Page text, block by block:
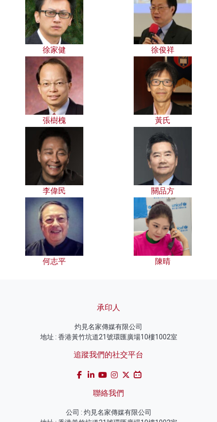
徐家健 徐俊祥
張樹槐 黃氏
李偉民 關品方
何志平 陳晴
承印人
灼見名家傳媒有限公司
地址 : 香港黃竹坑道21號環匯廣場10樓1002室
追蹤我們的社交平台
聯絡我們
公司 : 灼見名家傳媒有限公司